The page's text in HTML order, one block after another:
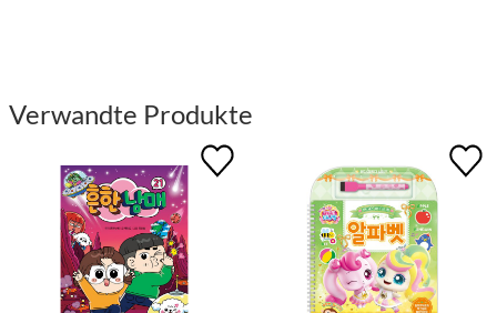
Verwandte Produkte